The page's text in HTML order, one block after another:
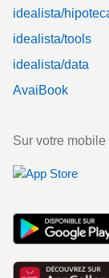
idealista/
idealista/tools
idealista/data
AvaiBook
Sur votre mobile